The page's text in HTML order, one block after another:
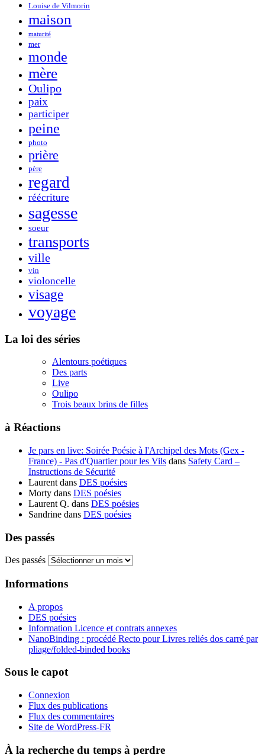
Louise de Vilmorin
maison
maturité
mer
monde
mère
Oulipo
paix
participer
peine
photo
prière
père
regard
réécriture
sagesse
soeur
transports
ville
vin
violoncelle
visage
voyage
La loi des séries
Alentours poétiques
Des parts
Live
Oulipo
Trois beaux brins de filles
à Réactions
Je pars en live: Soirée Poésie à l'Archipel des Mots (Gex -
France) - Pas d'Quartier pour les Vils dans Safety Card –
Instructions de Sécurité
Laurent dans DES poésies
Morty dans DES poésies
Laurent Q. dans DES poésies
Sandrine dans DES poésies
Des passés
Des passés
Informations
A propos
DES poésies
Information Licence et contrats annexes
NanoBinding : procédé Recto pour Livres reliés dos carré par
pliage/folded-binded books
Sous le capot
Connexion
Flux des publications
Flux des commentaires
Site de WordPress-FR
À la recherche du temps à perdre